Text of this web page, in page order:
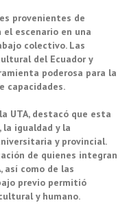
provenientes de
escenario en una
colectivo. Las
del Ecuador y
poderosa para la
capacidades.
UTA, destacó que esta
igualdad y la
y provincial.
de quienes integran
así como de las
previo permitió
y humano.